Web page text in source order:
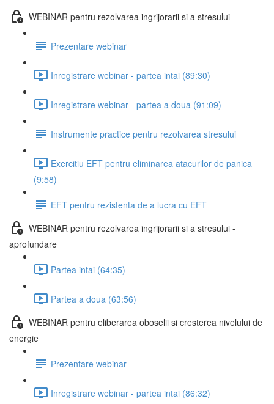
WEBINAR pentru rezolvarea ingrijorarii si a stresului
Prezentare webinar
Inregistrare webinar - partea intai (89:30)
Inregistrare webinar - partea a doua (91:09)
Instrumente practice pentru rezolvarea stresului
Exercitiu EFT pentru eliminarea atacurilor de panica
(9:58)
EFT pentru rezistenta de a lucra cu EFT
WEBINAR pentru rezolvarea ingrijorarii si a stresului -
aprofundare
Partea intai (64:35)
Partea a doua (63:56)
WEBINAR pentru eliberarea oboselii si cresterea nivelului de
energie
Prezentare webinar
Inregistrare webinar - partea intai (86:32)